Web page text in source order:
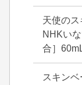
天使の
NHKい
合］
スキン